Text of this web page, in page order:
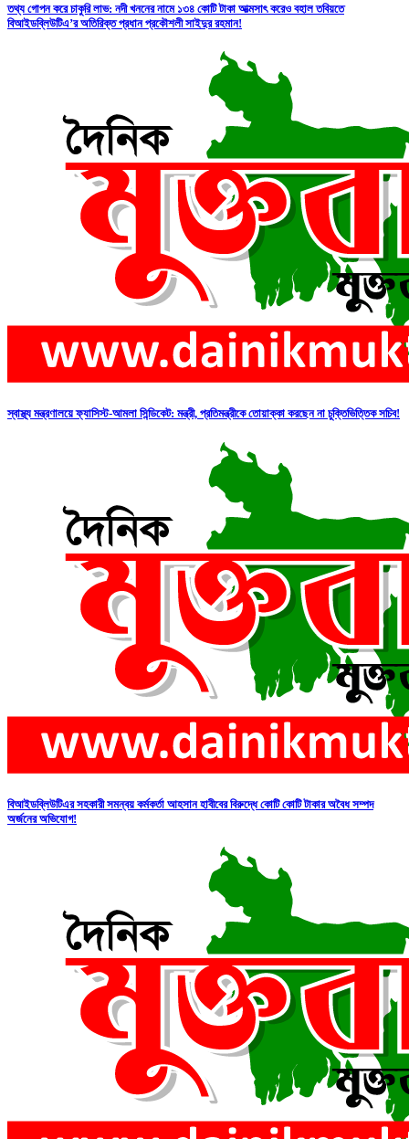
তথ্য গোপন করে চাকুরি লাভ: নদী খননের নামে ১৩৪ কোটি টাকা আত্মসাৎ করেও বহাল তবিয়তে
বিআইডব্লিউটিএ’র অতিরিক্ত প্রধান প্রকৌশলী সাইদুর রহমান!
স্বাস্থ্য মন্ত্রণালয়ে ফ্যাসিস্ট-আমলা সিন্ডিকেট: মন্ত্রী, প্রতিমন্ত্রীকে তোয়াক্কা করছেন না চুক্তিভিত্তিক সচিব!
বিআইডব্লিউটিএর সহকারী সমন্বয় কর্মকর্তা আহসান হাবীবের বিরুদ্ধে কোটি কোটি টাকার অবৈধ সম্পদ
অর্জনের অভিযোগ!